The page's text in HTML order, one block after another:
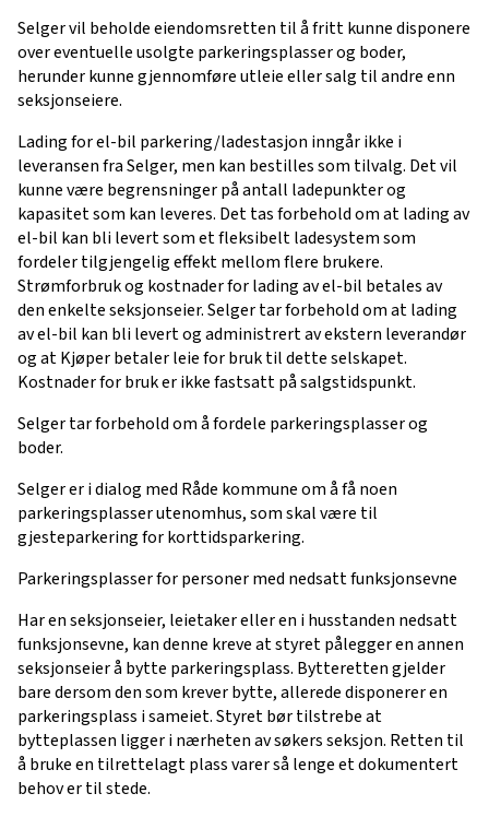
Selger vil beholde eiendomsretten til å fritt kunne disponere
over eventuelle usolgte parkeringsplasser og boder,
herunder kunne gjennomføre utleie eller salg til andre enn
seksjonseiere.
Lading for el-bil parkering/ladestasjon inngår ikke i
leveransen fra Selger, men kan bestilles som tilvalg. Det vil
kunne være begrensninger på antall ladepunkter og
kapasitet som kan leveres. Det tas forbehold om at lading av
el-bil kan bli levert som et fleksibelt ladesystem som
fordeler tilgjengelig effekt mellom flere brukere.
Strømforbruk og kostnader for lading av el-bil betales av
den enkelte seksjonseier. Selger tar forbehold om at lading
av el-bil kan bli levert og administrert av ekstern leverandør
og at Kjøper betaler leie for bruk til dette selskapet.
Kostnader for bruk er ikke fastsatt på salgstidspunkt.
Selger tar forbehold om å fordele parkeringsplasser og
boder.
Selger er i dialog med Råde kommune om å få noen
parkeringsplasser utenomhus, som skal være til
gjesteparkering for korttidsparkering.
Parkeringsplasser for personer med nedsatt funksjonsevne
Har en seksjonseier, leietaker eller en i husstanden nedsatt
funksjonsevne, kan denne kreve at styret pålegger en annen
seksjonseier å bytte parkeringsplass. Bytteretten gjelder
bare dersom den som krever bytte, allerede disponerer en
parkeringsplass i sameiet. Styret bør tilstrebe at
bytteplassen ligger i nærheten av søkers seksjon. Retten til
å bruke en tilrettelagt plass varer så lenge et dokumentert
behov er til stede.